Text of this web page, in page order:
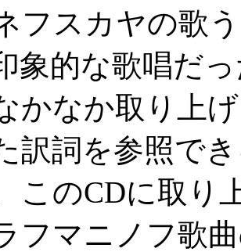
フスカヤの歌
象的な歌唱だ
かなか取り上
訳詞を参照で
このCDに取り
フマニノフ歌